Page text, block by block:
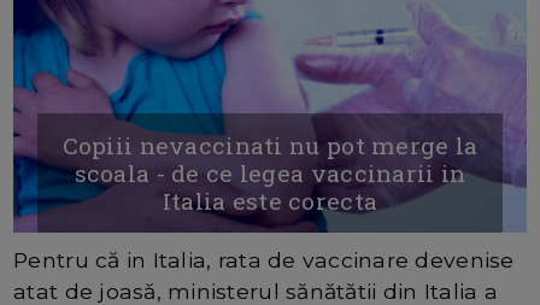
Copiii nevaccinati nu pot merge la
scoala - de ce legea vaccinarii in
Italia este corecta
Pentru că in Italia, rata de vaccinare devenise
atat de joasă, ministerul sănătătii din Italia a